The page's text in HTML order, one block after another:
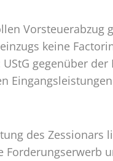
Vorsteuerabzug
keine
gegenüber der
des Zessionars
Forderungserwerb